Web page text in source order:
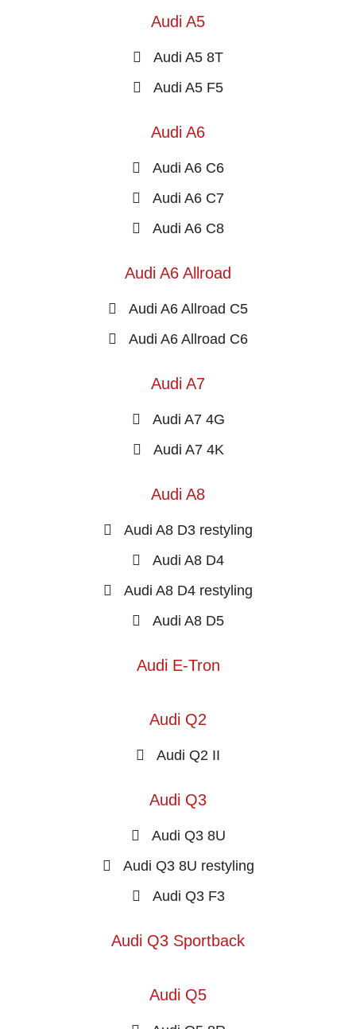
Audi A5
Audi A5 8T
Audi A5 F5
Audi A6
Audi A6 C6
Audi A6 C7
Audi A6 C8
Audi A6 Allroad
Audi A6 Allroad C5
Audi A6 Allroad C6
Audi A7
Audi A7 4G
Audi A7 4K
Audi A8
Audi A8 D3 restyling
Audi A8 D4
Audi A8 D4 restyling
Audi A8 D5
Audi E-Tron
Audi Q2
Audi Q2 II
Audi Q3
Audi Q3 8U
Audi Q3 8U restyling
Audi Q3 F3
Audi Q3 Sportback
Audi Q5